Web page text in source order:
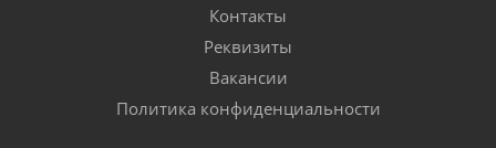
Контакты
Реквизиты
Вакансии
Политика конфиденциальности